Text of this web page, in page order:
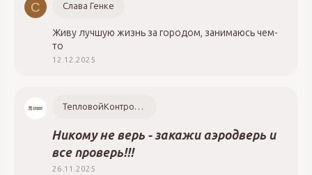
С Слава Генке
Живу лучшую жизнь за городом, занимаюсь чем-
то
12.12.2025
ТепловойКонтроль.РФ
Никому не верь - закажи аэродверь и
все проверь!!!
26.11.2025